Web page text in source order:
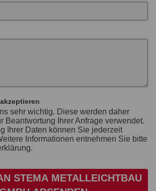
sehr wichtig. Diese werden daher
Beantwortung Ihrer Anfrage verwendet.
Ihrer Daten können Sie jederzeit
Informationen entnehmen Sie bitte
STEMA METALLEICHTBAU